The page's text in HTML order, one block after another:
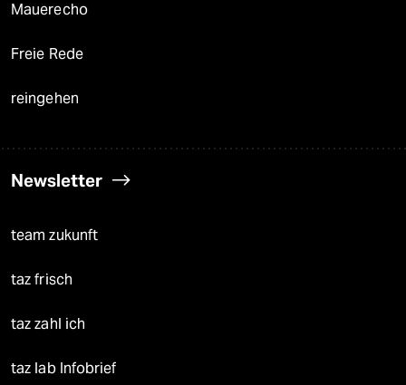
Mauerecho
Freie Rede
reingehen
Newsletter
team zukunft
taz frisch
taz zahl ich
taz lab Infobrief